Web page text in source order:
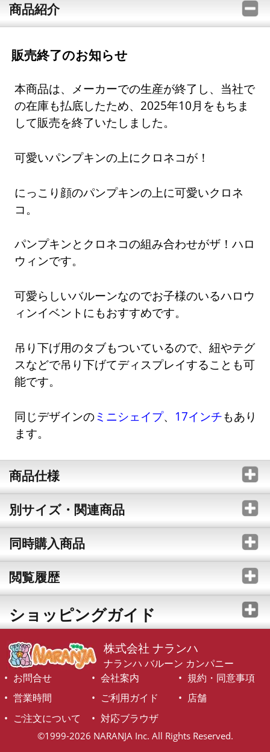
商品紹介
販売終了のお知らせ
本商品は、メーカーでの生産が終了し、当社で
の在庫も払底したため、2025年10月をもちま
して販売を終了いたしました。
可愛いパンプキンの上にクロネコが！
にっこり顔のパンプキンの上に可愛いクロネ
コ。
パンプキンとクロネコの組み合わせがザ！ハロ
ウィンです。
可愛らしいバルーンなのでお子様のいるハロウ
ィンイベントにもおすすめです。
吊り下げ用のタブもついているので、紐やテグ
スなどで吊り下げてディスプレイすることも可
能です。
同じデザインのミニシェイプ、 17インチもあり
ます。
商品仕様
別サイズ・関連商品
同時購入商品
閲覧履歴
ショッピングガイド
株式会社 ナランハ
ナランハ バルーン カンパニー
お問合せ
会社案内
規約・同意事項
営業時間
ご利用ガイド
店舗
ご注文について
対応ブラウザ
©1999-2026 NARANJA Inc. All Rights Reserved.